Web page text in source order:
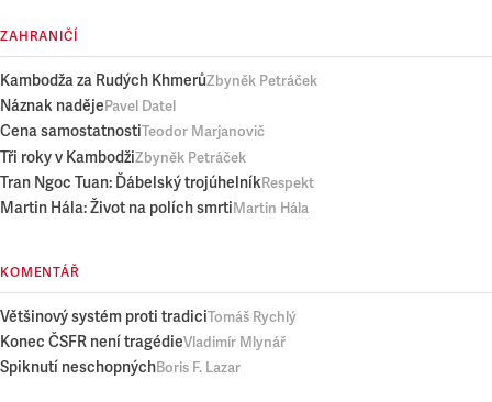
ZAHRANIČÍ
Kambodža za Rudých KhmerůZbyněk Petráček
Náznak nadějePavel Datel
Cena samostatnostiTeodor Marjanovič
Tři roky v KambodžiZbyněk Petráček
Tran Ngoc Tuan: Ďábelský trojúhelníkRespekt
Martin Hála: Život na polích smrtiMartin Hála
KOMENTÁŘ
Většinový systém proti tradiciTomáš Rychlý
Konec ČSFR není tragédieVladimír Mlynář
Spiknutí neschopnýchBoris F. Lazar